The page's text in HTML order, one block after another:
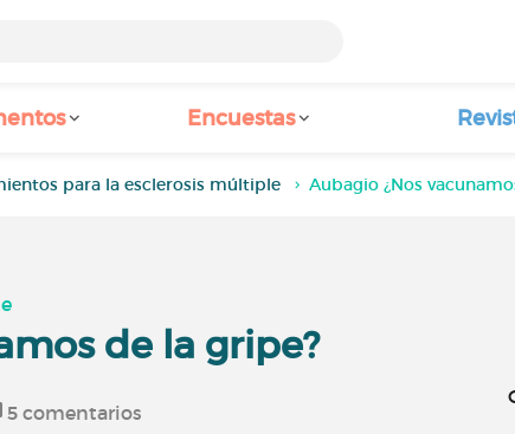
Encuestas
para la esclerosis múltiple Aubagio ¿Nos
de la gripe?
5 comentarios